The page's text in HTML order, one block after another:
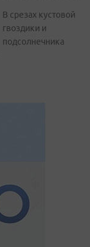
В срезах кустовой
гвоздики и
подсолнечника